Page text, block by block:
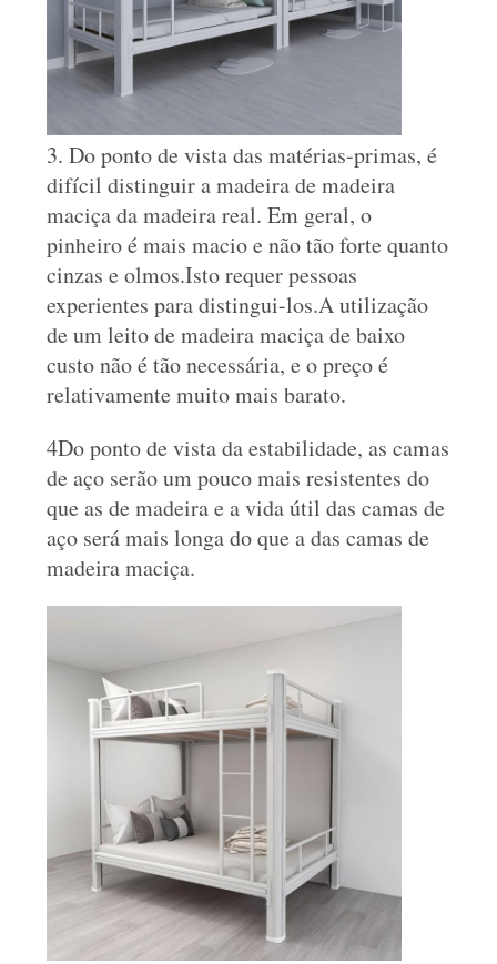
3. Do ponto de vista das matérias-primas, é
difícil distinguir a madeira de madeira
maciça da madeira real. Em geral, o
pinheiro é mais macio e não tão forte quanto
cinzas e olmos.Isto requer pessoas
experientes para distingui-los.A utilização
de um leito de madeira maciça de baixo
custo não é tão necessária, e o preço é
relativamente muito mais barato.
4Do ponto de vista da estabilidade, as camas
de aço serão um pouco mais resistentes do
que as de madeira e a vida útil das camas de
aço será mais longa do que a das camas de
madeira maciça.